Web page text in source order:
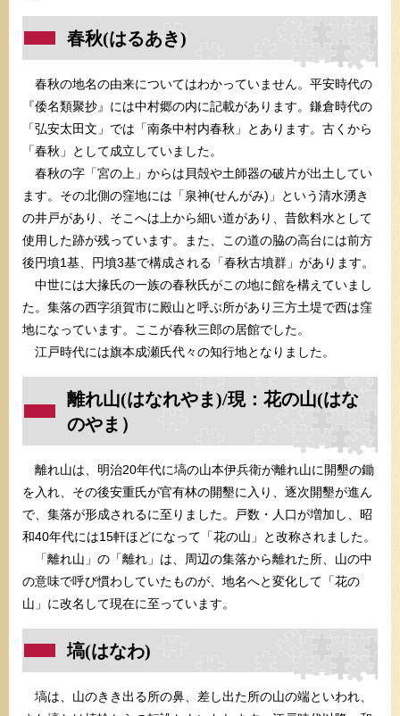
春秋(はるあき)
春秋の地名の由来についてはわかっていません。平安時代の
『倭名類聚抄』には中村郷の内に記載があります。鎌倉時代の
「弘安太田文」では「南条中村内春秋」とあります。古くから
「春秋」として成立していました。
春秋の字「宮の上」からは貝殻や土師器の破片が出土してい
ます。その北側の窪地には「泉神(せんがみ)」という清水湧き
の井戸があり、そこへは上から細い道があり、昔飲料水として
使用した跡が残っています。また、この道の脇の高台には前方
後円墳1基、円墳3基で構成される「春秋古墳群」があります。
中世には大掾氏の一族の春秋氏がこの地に館を構えていまし
た。集落の西字須賀市に殿山と呼ぶ所があり三方土堤で西は窪
地になっています。ここが春秋三郎の居館でした。
江戸時代には旗本成瀬氏代々の知行地となりました。
離れ山(はなれやま)/現：花の山(はな
のやま）
離れ山は、明治20年代に塙の山本伊兵衛が離れ山に開墾の鋤
を入れ、その後安重氏が官有林の開墾に入り、逐次開墾が進ん
で、集落が形成されるに至りました。戸数・人口が増加し、昭
和40年代には15軒ほどになって「花の山」と改称されました。
「離れ山」の「離れ」は、周辺の集落から離れた所、山の中
の意味で呼び慣わしていたものが、地名へと変化して「花の
山」に改名して現在に至っています。
塙(はなわ)
塙は、山のきき出る所の鼻、差し出た所の山の端といわれ、